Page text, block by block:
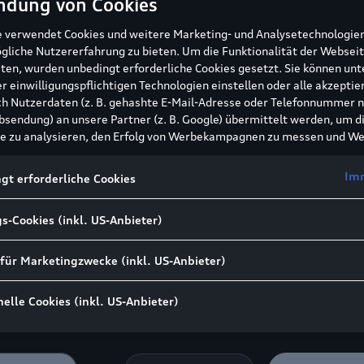
Servicebuchung Online
Öffnungszeiten
von Cookies
verwendet Cookies und weitere Marketing- und
Nutzererfahrung zu bieten. Um die Funktionalität der
wurden unbedingt erforderliche Cookies gesetzt. Sie können
einwilligungspflichtigen Technologien einstellen oder alle
Nutzerdaten (z. B. gehashte E-Mail-Adresse oder Telefonnummer
an unsere Partner (z. B. Google) übermittelt werden, um
zu analysieren, den Erfolg von Werbekampagnen zu messen und
Für
setzen wir u. a. Dienste von Google (z. B. Google
Daten an Google LLC in den USA weitergibt. In den
gleichwertiges Datenschutzniveau und kein
Risiken entstehen (u. a. eingeschränkte Rechtsdurchsetzung,
auch der Übermittlung der dabei anfallenden
USA gemäß Art. 49 Abs. 1 lit. a DSGVO zu. Details finden Sie
erforderliche Cookies
Cookies (inkl. US-Anbieter)
für Marketingzwecke (inkl. US-Anbieter)
Cookies (inkl. US-Anbieter)